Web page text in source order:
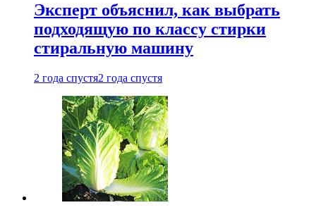
Эксперт объяснил, как выбрать
подходящую по классу стирки
стиральную машину
2 года спустя2 года спустя